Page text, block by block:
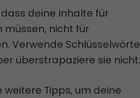
deine Inhalte für
müssen, nicht für
Verwende
überstrapaziere sie nicht.
weitere Tipps, um deine